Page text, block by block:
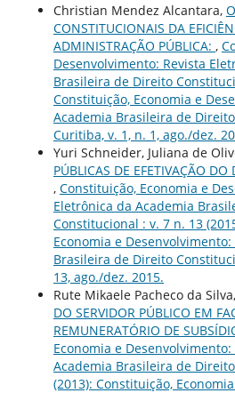
Christian Mendez Alcantara,
CONSTITUCIONAIS DA
ADMINISTRAÇÃO PÚBLICA: ,
Desenvolvimento: Revista
Brasileira de Direito
Constituição, Economia e
Academia Brasileira de
Curitiba, v. 1, n. 1, ago./dez.
Yuri Schneider, Juliana de
PÚBLICAS DE EFETIVAÇÃO
, Constituição, Economia e
Eletrônica da Academia
Constitucional : v. 7 n. 13
Economia e
Brasileira de Direito
13, ago./dez. 2015.
Rute Mikaele Pacheco da Silva,
DO SERVIDOR PÚBLICO EM
REMUNERATÓRIO DE
Economia e
Academia Brasileira de
(2013): Constituição,